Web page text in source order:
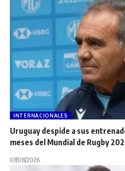
INTERNACIONALES
Uruguay despide a sus
meses del Mundial de Rugby
07/08/2026